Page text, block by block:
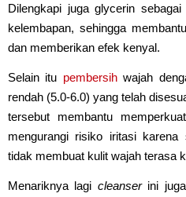
Dilengkapi juga glycerin
kelembapan, sehingga
dan memberikan efek kenyal.
Selain itu pembersihwajah
rendah (5.0-6.0) yang telah
tersebut membantu
mengurangi risiko iritasi
tidak membuat kulit wajah terasa
Menariknya lagi cleanserini juga